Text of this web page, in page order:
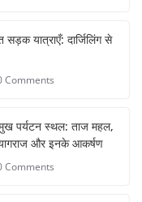
यात्राएँ: दार्जिलिंग से
Comments
पर्यटन स्थल: ताज महल,
और इनके आकर्षण
Comments